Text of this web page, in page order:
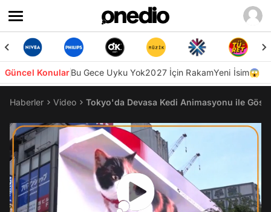
Güncel KonularBu Gece Uyku Yok2027 İçin RakamYeni İsim😱
Haberler Video Tokyo'da Devasa Kedi Animasyonu ile